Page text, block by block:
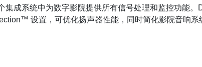
成系统中为数字影院提供所有信号处理和监控功能
设置，可优化扬声器性能，同时简化影院音响